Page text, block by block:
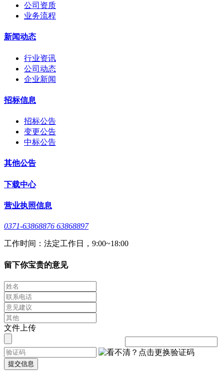
公司资质
业务流程
新闻动态
行业资讯
公司动态
企业新闻
招标信息
招标公告
变更公告
中标公告
其他公告
下载中心
营业执照信息
0371-63868876 63868897
工作时间：法定工作日，9:00~18:00
留下你宝贵的意见
文件上传
提交信息